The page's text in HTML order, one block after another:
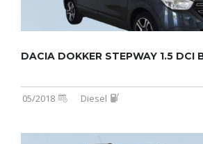
05/2018 Diesel